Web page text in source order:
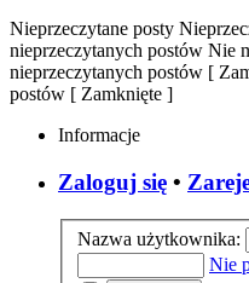
Nieprzeczytane posty
nieprzeczytanych postów Nie
nieprzeczytanych postów [
postów [ Zamknięte ]
Informacje
Zaloguj się •
Nazwa użytkownika:
Nie